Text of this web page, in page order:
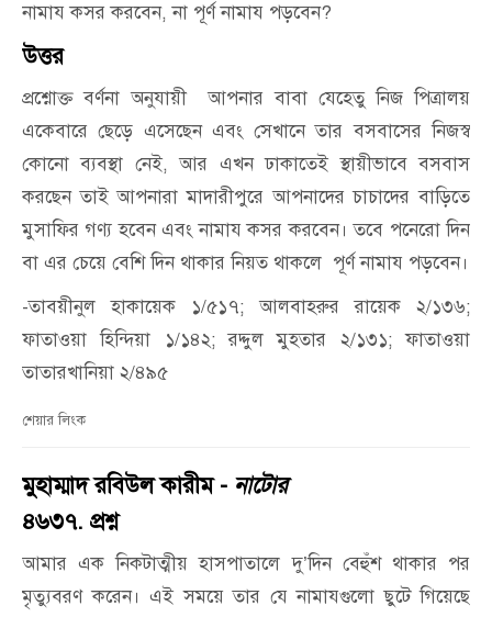
নামায কসর করবেন, না পূর্ণ নামায পড়বেন?
উত্তর
প্রশ্নোক্ত বর্ণনা অনুযায়ী আপনার বাবা যেহেতু নিজ পিত্রালয়
একেবারে ছেড়ে এসেছেন এবং সেখানে তার বসবাসের নিজস্ব
কোনো ব্যবস্থা নেই, আর এখন ঢাকাতেই স্থায়ীভাবে বসবাস
করছেন তাই আপনারা মাদারীপুরে আপনাদের চাচাদের বাড়িতে
মুসাফির গণ্য হবেন এবং নামায কসর করবেন। তবে পনেরো দিন
বা এর চেয়ে বেশি দিন থাকার নিয়ত থাকলে পূর্ণ নামায পড়বেন।
-তাবয়ীনুল হাকায়েক ১/৫১৭; আলবাহরুর রায়েক ২/১৩৬;
ফাতাওয়া হিন্দিয়া ১/১৪২; রদ্দুল মুহতার ২/১৩১; ফাতাওয়া
তাতারখানিয়া ২/৪৯৫
শেয়ার লিংক
মুহাম্মাদ রবিউল কারীম - নাটোর
৪৬৩৭. প্রশ্ন
আমার এক নিকটাত্মীয় হাসপাতালে দু’দিন বেহুঁশ থাকার পর
মৃত্যুবরণ করেন। এই সময়ে তার যে নামাযগুলো ছুটে গিয়েছে